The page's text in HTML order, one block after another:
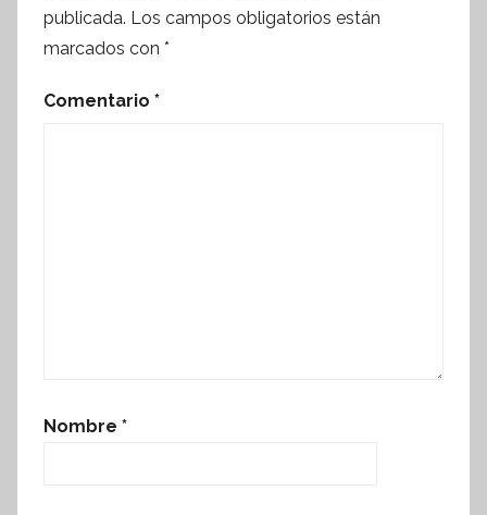
publicada. Los campos obligatorios están
marcados con *
Comentario *
Nombre *